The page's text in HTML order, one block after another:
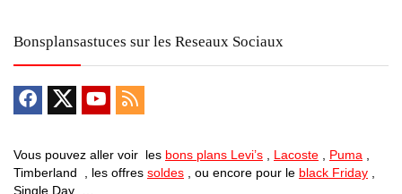
Bonsplansastuces sur les Reseaux Sociaux
Vous pouvez aller voir les bons plans Levi’s Lacoste Puma
Timberland , les offres soldes , ou encore pour le black Friday
Single Day …